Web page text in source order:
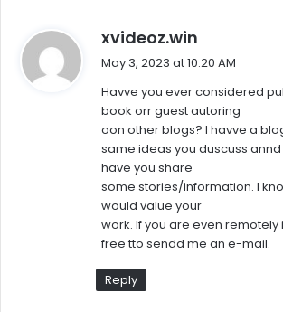
xvideoz.win
a
s
:
May 3, 2023 at 10:20 AM
Havve you ever considered
book orr guest autoring
oon other blogs? I havve a
same ideas you duscuss
have you share
some stories/information. I
would value your
work. If you are even
free tto sendd me an e-mail.
Reply